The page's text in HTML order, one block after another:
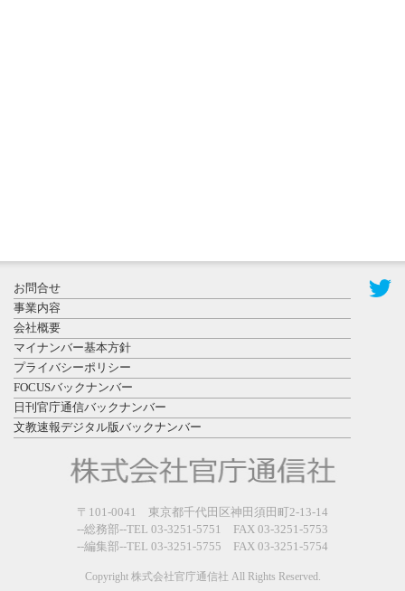
登録有形文
化財となっ
た東北大植
物園八...
日更新
県警等と大
規模災害時
お問合せ
事業内容
会社概要
マイナンバー基本方針
プライバシーポリシー
FOCUSバックナンバー
日刊官庁通信バックナンバー
文教速報デジタル版バックナンバー
〒101-0041 東京都千代田区神田須田町2-13-14
--総務部--TEL 03-3251-5751 FAX 03-3251-5753
--編集部--TEL 03-3251-5755 FAX 03-3251-5754
Copyright 株式会社官庁通信社 All Rights Reserved.